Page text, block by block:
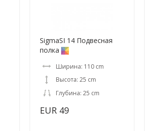
SigmaSI 14 Подвесная
полка
Ширина: 110 cm
Высота: 25 cm
Глубина: 25 cm
EUR 49